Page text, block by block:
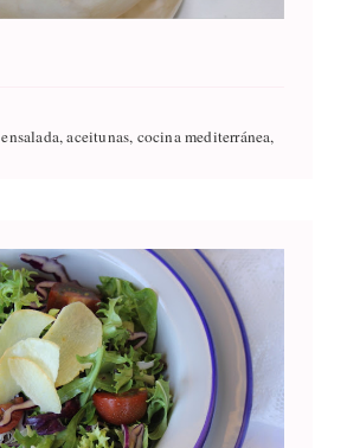
ensalada, aceitunas, cocina mediterránea,